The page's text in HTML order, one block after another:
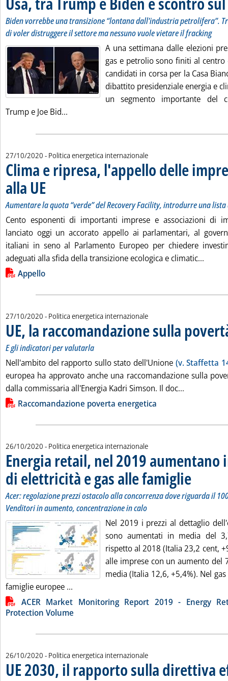
Biden vorrebbe una transizione “lontana dall'industria petrolifera”.
di voler distruggere il settore ma nessuno vuole vietare il fracking
A una settimana dalle elezioni
gas e petrolio sono finiti al
candidati in corsa per la Casa
dibattito presidenziale energia e
un segmento importante del
Trump e Joe Bid...
27/10/2020 - Politica energetica internazionale
Clima e ripresa, l'appello delle
alla UE . Sottotitolo: Aumentare la quota “verde” del Recovery Facility,
. Pubblicata martedì 27 ottobre 2020 alle 13.4.
Aumentare la quota “verde” del Recovery Facility, introdurre una
Cento esponenti di importanti imprese e associazioni di
lanciato oggi un accorato appello ai parlamentari, al
italiani in seno al Parlamento Europeo per chiedere
adeguati alla sfida della transizione ecologica e climatic...
Lista allegati PDF alla notizia
Appello
27/10/2020 - Politica energetica internazionale
UE, la raccomandazione sulla
E gli indicatori per valutarla
Nell'ambito del rapporto sullo stato dell'Unione (v. Staffetta
europea ha approvato anche una raccomandazione sulla
dalla commissaria all'Energia Kadri Simson. Il doc...
Lista allegati PDF alla notizia
Raccomandazione poverta energetica
26/10/2020 - Politica energetica internazionale
Energia retail, nel 2019 aumentano
di elettricità e gas alle famiglie
Acer: regolazione prezzi ostacolo alla concorrenza dove riguarda il
Venditori in aumento, concentrazione in calo
Nel 2019 i prezzi al dettaglio
sono aumentati in media del
rispetto al 2018 (Italia 23,2 cent,
alle imprese con un aumento del
media (Italia 12,6, +5,4%). Nel
famiglie europee ...
Lista allegati PDF alla notizia
ACER Market Monitoring Report 2019 - Energy
Protection Volume
26/10/2020 - Politica energetica internazionale
UE 2030, il rapporto sulla direttiva